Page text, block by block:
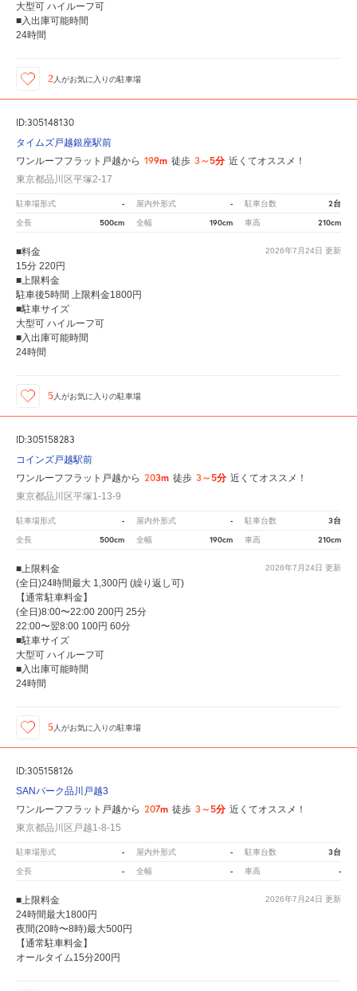
大型可 ハイルーフ可
■入出庫可能時間
24時間
2 人がお気に入りの駐車場
ID:305148130
タイムズ戸越銀座駅前
ワンルーフフラット戸越から 199m 徒歩 3～5分 近くてオススメ！
東京都品川区平塚2-17
駐車場形式 - 屋内外形式 - 駐車台数 2台
全長 500cm 全幅 190cm 車高 210cm
2026年7月24日 更新
■料金
15分 220円
■上限料金
駐車後5時間 上限料金1800円
■駐車サイズ
大型可 ハイルーフ可
■入出庫可能時間
24時間
5人がお気に入りの駐車場
ID:305158283
コインズ戸越駅前
ワンルーフフラット戸越から 203m 徒歩 3～5分 近くてオススメ！
東京都品川区平塚1-13-9
駐車場形式 - 屋内外形式 - 駐車台数 3台
全長 500cm 全幅 190cm 車高 210cm
2026年7月24日 更新
■上限料金
(全日)24時間最大 1,300円 (繰り返し可)
【通常駐車料金】
(全日)8:00〜22:00 200円 25分
22:00〜翌8:00 100円 60分
■駐車サイズ
大型可 ハイルーフ可
■入出庫可能時間
24時間
5人がお気に入りの駐車場
ID:305158126
SANパーク品川戸越3
ワンルーフフラット戸越から 207m 徒歩 3～5分 近くてオススメ！
東京都品川区戸越1-8-15
駐車場形式 - 屋内外形式 - 駐車台数 3台
全長 - 全幅 - 車高 -
2026年7月24日 更新
■上限料金
24時間最大1800円
夜間(20時〜8時)最大500円
【通常駐車料金】
オールタイム15分200円